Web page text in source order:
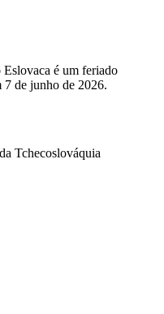
é um feriado
7 de junho de 2026.
Tchecoslováquia